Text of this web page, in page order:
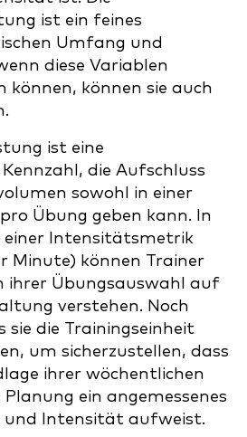
ist ein feines
Umfang und
diese Variablen
können, können sie auch
ist eine
die Aufschluss
sowohl in einer
Übung geben kann. In
Intensitätsmetrik
Minute) können Trainer
ihrer Übungsauswahl auf
verstehen. Noch
sie die Trainingseinheit
um sicherzustellen, dass
ihrer wöchentlichen
ein angemessenes
und Intensität aufweist.